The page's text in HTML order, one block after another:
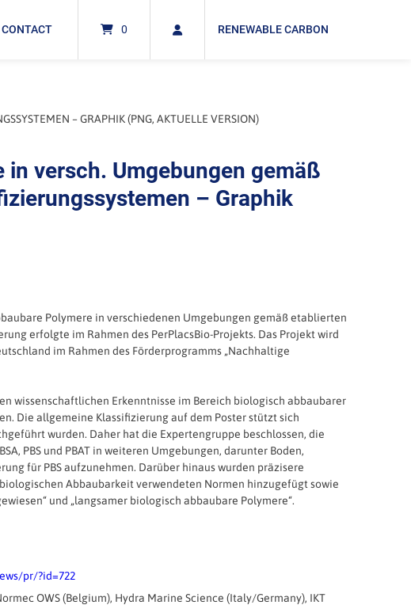
CONTACT 0 RENEWABLE CARBON
– GRAPHIK (PNG, AKTUELLE VERSION)
versch. Umgebungen gemäß
– Graphik
Polymere in verschiedenen Umgebungen gemäß etablierten
erfolgte im Rahmen des PerPlacsBio-Projekts. Das Projekt wird
im Rahmen des Förderprogramms „Nachhaltige
wissenschaftlichen Erkenntnisse im Bereich biologisch abbaubarer
Die allgemeine Klassifizierung auf dem Poster stützt sich
wurden. Daher hat die Expertengruppe beschlossen, die
PBS und PBAT in weiteren Umgebungen, darunter Boden,
für PBS aufzunehmen. Darüber hinaus wurden präzisere
Abbaubarkeit verwendeten Normen hinzugefügt sowie
und „langsamer biologisch abbaubare Polymere“.
pr/?id=722
OWS (Belgium), Hydra Marine Science (Italy/Germany), IKT